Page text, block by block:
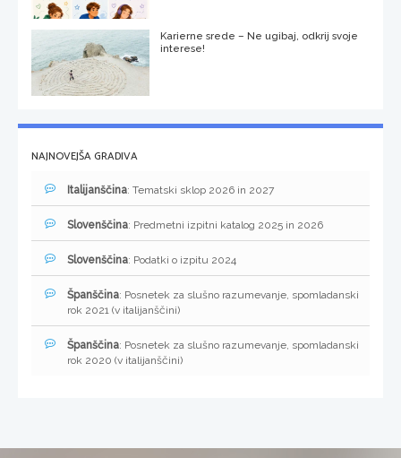
Karierne srede – Ne ugibaj, odkrij svoje
interese!
NAJNOVEJŠA GRADIVA
Italijanščina: Tematski sklop 2026 in 2027
Slovenščina: Predmetni izpitni katalog 2025 in 2026
Slovenščina: Podatki o izpitu 2024
Španščina: Posnetek za slušno razumevanje, spomladanski
rok 2021 (v italijanščini)
Španščina: Posnetek za slušno razumevanje, spomladanski
rok 2020 (v italijanščini)